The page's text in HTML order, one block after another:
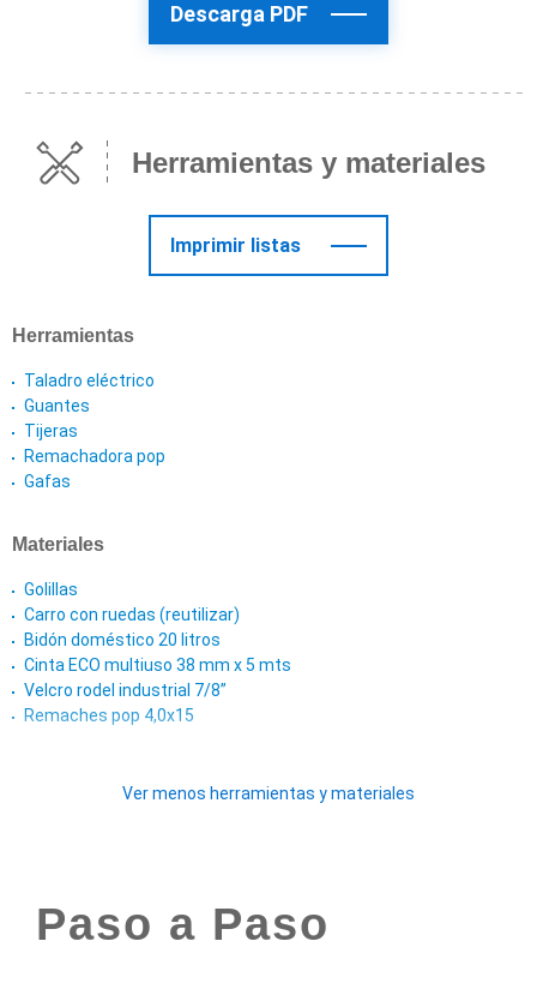
Descarga PDF
Herramientas y materiales
Imprimir listas
Herramientas
Taladro eléctrico
Guantes
Tijeras
Remachadora pop
Gafas
Materiales
Golillas
Carro con ruedas (reutilizar)
Bidón doméstico 20 litros
Cinta ECO multiuso 38 mm x 5 mts
Velcro rodel industrial 7/8”
Remaches pop 4,0x15
Ver menos herramientas y materiales
Paso a Paso